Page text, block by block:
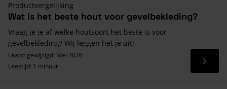
Productvergelijking
Wat is het beste hout voor gevelbekleding?
Vraag je je af welke houtsoort het beste is voor
gevelbekleding? Wij leggen het je uit!
Laatst gewijzigd: Mei 2026
Leestijd: 1 minuut
Lees